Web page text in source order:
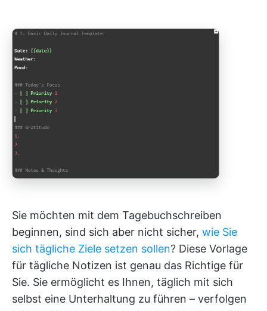
Sie möchten mit dem Tagebuchschreiben
beginnen, sind sich aber nicht sicher, wie Sie
sich tägliche Ziele setzen sollen? Diese Vorlage
für tägliche Notizen ist genau das Richtige für
Sie. Sie ermöglicht es Ihnen, täglich mit sich
selbst eine Unterhaltung zu führen – verfolgen